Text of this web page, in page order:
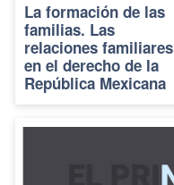
La formación de las
familias. Las
relaciones familiares
en el derecho de la
República Mexicana